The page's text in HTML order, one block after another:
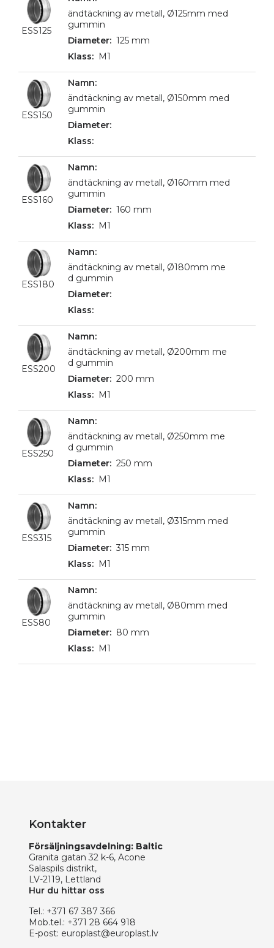
ESS125
ändtäckning av metall, Ø125mm med
gummin
125 mm
M1
ESS150
ändtäckning av metall, Ø150mm med
gummin
ESS160
ändtäckning av metall, Ø160mm med
gummin
160 mm
M1
ESS180
ändtäckning av metall, Ø180mm me
d gummin
ESS200
ändtäckning av metall, Ø200mm me
d gummin
200 mm
M1
ESS250
ändtäckning av metall, Ø250mm me
d gummin
250 mm
M1
ESS315
ändtäckning av metall, Ø315mm med
gummin
315 mm
M1
ESS80
ändtäckning av metall, Ø80mm med
gummin
80 mm
M1
Kontakter
Försäljningsavdelning: Baltic
Granita gatan 32 k-6, Acone
Salaspils distrikt,
LV-2119, Lettland
Hur du hittar oss
Tel.: +371 67 387 366
Mob.tel.: +371 28 664 918
E-post: europlast@europlast.lv